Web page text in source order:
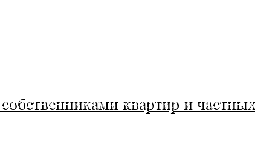
квартир и частных